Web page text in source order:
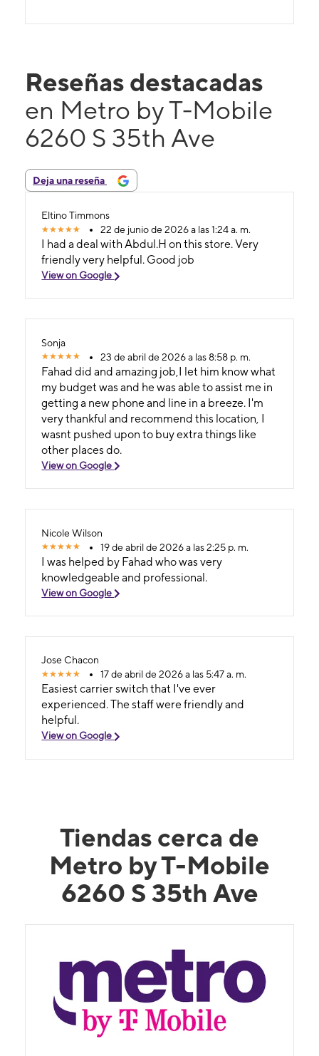
Reseñas destacadas
en Metro by T-Mobile
6260 S 35th Ave
Deja una reseña
Eltino Timmons
22 de junio de 2026 a las 1:24 a. m.
I had a deal with Abdul.H on this store. Very
friendly very helpful. Good job
View on Google
Sonja
23 de abril de 2026 a las 8:58 p. m.
Fahad did and amazing job,I let him know what
my budget was and he was able to assist me in
getting a new phone and line in a breeze. I'm
very thankful and recommend this location, I
wasnt pushed upon to buy extra things like
other places do.
View on Google
Nicole Wilson
19 de abril de 2026 a las 2:25 p. m.
I was helped by Fahad who was very
knowledgeable and professional.
View on Google
Jose Chacon
17 de abril de 2026 a las 5:47 a. m.
Easiest carrier switch that I've ever
experienced. The staff were friendly and
helpful.
View on Google
Tiendas cerca de
Metro by T-Mobile
6260 S 35th Ave